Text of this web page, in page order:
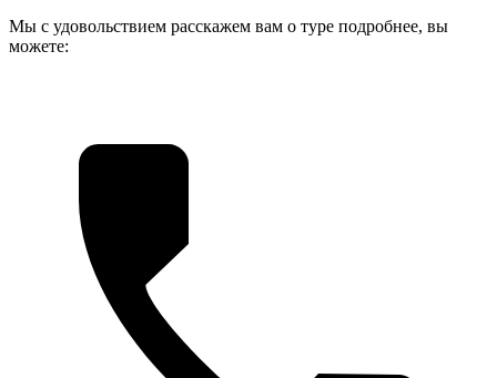
Мы с удовольствием расскажем вам о туре подробнее, вы
можете: